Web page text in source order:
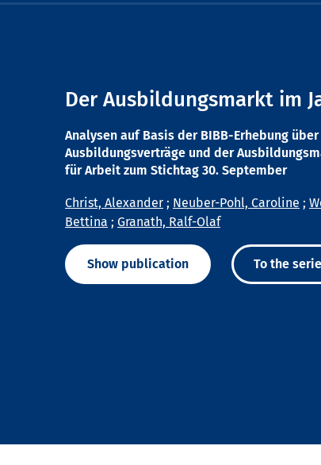
Der Ausbildungsmarkt im
Analysen auf Basis der BIBB-Erhebung
Ausbildungsverträge und der
für Arbeit zum Stichtag 30. September
Christ, Alexander ; Neuber-Pohl, Caroline ;
Bettina ; Granath, Ralf-Olaf
Show publication To the